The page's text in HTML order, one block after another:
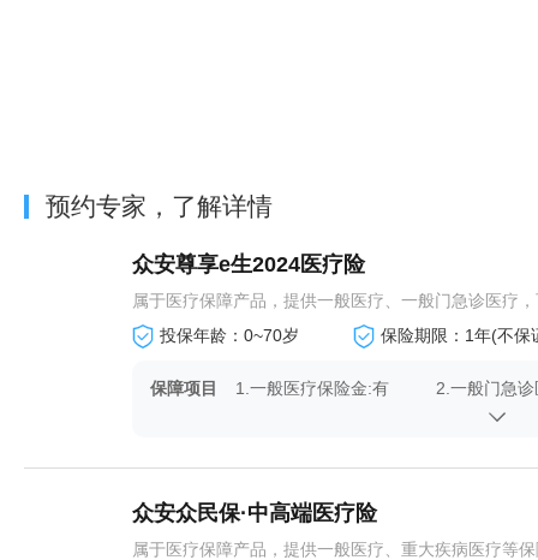
预约专家，了解详情
众安尊享e生2024医疗险
属于医疗保障产品，提供一般医疗、一般门急诊医疗
投保年龄：0~70岁
保险期限：1年(不保
保障项目 1.一般医疗保险金:有
2.一般门急
5.特定药品
众安众民保·中高端医疗险
属于医疗保障产品，提供一般医疗、重大疾病医疗等